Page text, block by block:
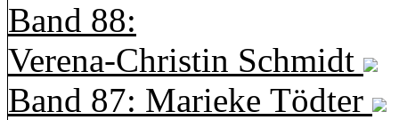
Band 88:
Verena-Christin Schmidt
Band 87: Marieke Tödter